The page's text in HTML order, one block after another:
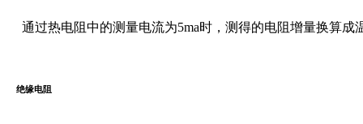
通过热电阻中的测量电流为5ma时，测得的电阻增量换算成
绝缘电阻